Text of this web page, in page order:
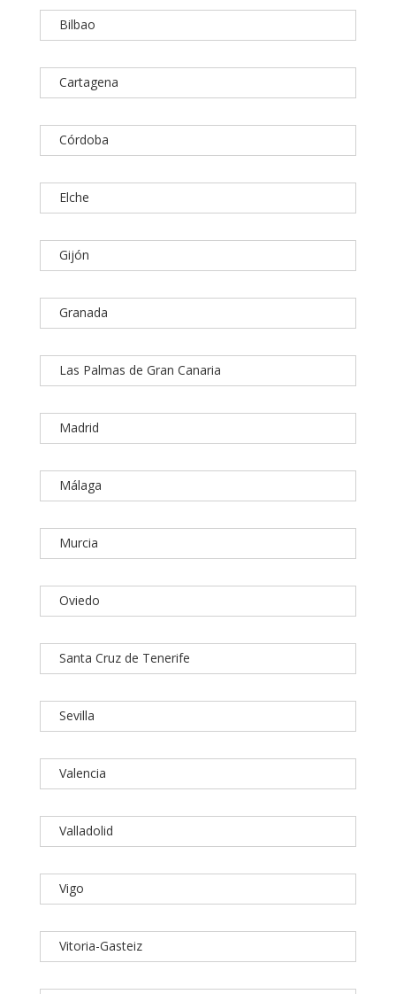
Bilbao
Cartagena
Córdoba
Elche
Gijón
Granada
Las Palmas de Gran Canaria
Madrid
Málaga
Murcia
Oviedo
Santa Cruz de Tenerife
Sevilla
Valencia
Valladolid
Vigo
Vitoria-Gasteiz